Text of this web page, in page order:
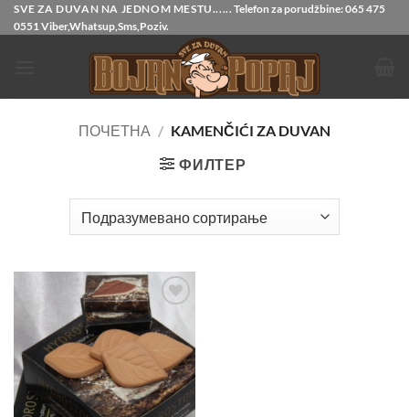
Прескочи
на
SVE ZA DUVAN NA JEDNOM MESTU...... Telefon za porudžbine:065 475
0551Viber,Whatsup,Sms,Poziv.
ПОЧЕТНА / KAMENČIĆI ZA DUVAN
ФИЛТЕР
Dodajte
u listu
želja